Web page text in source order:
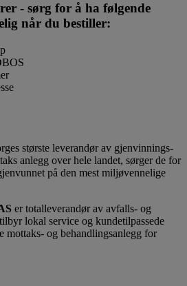
- sørg for å ha følgende
når du bestiller:
største leverandør av gjenvinnings-
anlegg over hele landet, sørger de for
på den mest miljøvennelige
er totalleverandør av avfalls- og
lokal service og kundetilpassede
mottaks- og behandlingsanlegg for